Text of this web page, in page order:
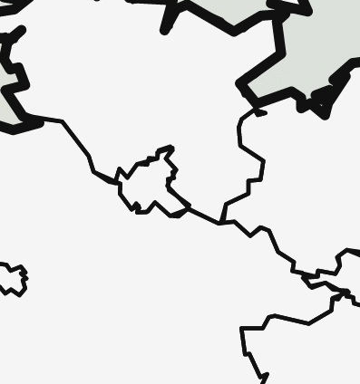
in 30 Sekunden zu einem Pflegeplatz
bei Ihnen.